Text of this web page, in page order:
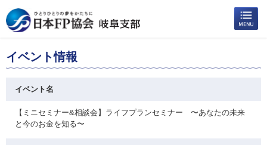
イベント情報
イベント名
【ミニセミナー&相談会】ライフプランセミナー 〜あなたの未来
と今のお金を知る〜